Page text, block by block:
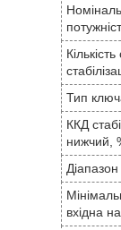
Тип
ККД
нижчий,
вхідна